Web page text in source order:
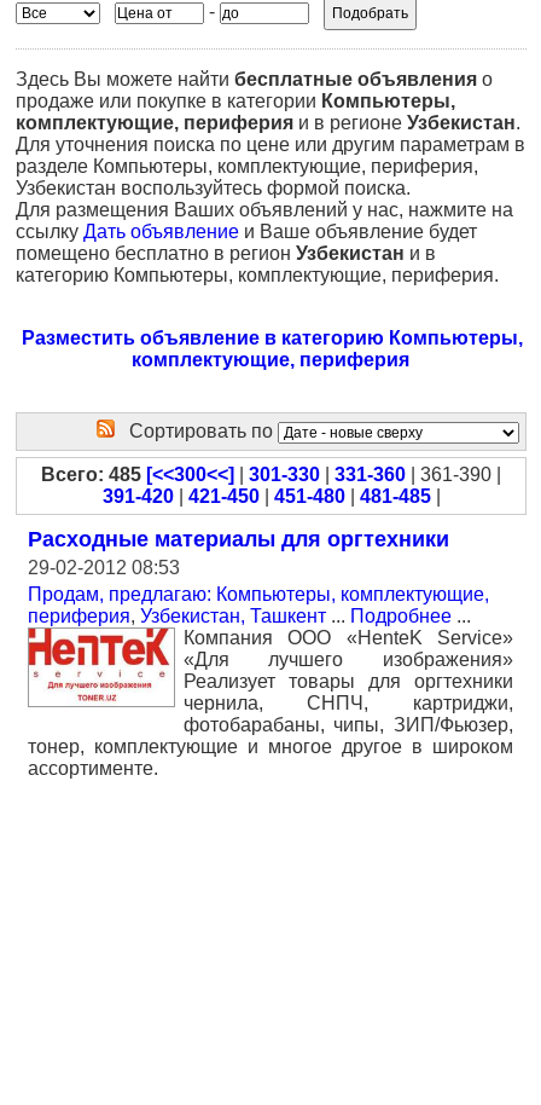
-
Здесь Вы можете найти бесплатные объявления о
продаже или покупке в категории Компьютеры,
комплектующие, периферия и в регионе Узбекистан.
Для уточнения поиска по цене или другим параметрам в
разделе Компьютеры, комплектующие, периферия,
Узбекистан воспользуйтесь формой поиска.
Для размещения Ваших объявлений у нас, нажмите на
ссылку Дать объявление и Ваше объявление будет
помещено бесплатно в регион Узбекистан и в
категорию Компьютеры, комплектующие, периферия.
Разместить объявление в категорию Компьютеры,
комплектующие, периферия
Сортировать по
Всего: 485 [<<300<<] 301-330 331-360 | 361-390 |
391-420| 421-450| 451-480| 481-485|
Расходные материалы для оргтехники
29-02-2012 08:53
Продам, предлагаю: Компьютеры, комплектующие,
периферия, Узбекистан, Ташкент ... Подробнее ...
Компания ООО «HenteK Service»
«Для лучшего изображения»
Реализует товары для оргтехники
чернила, СНПЧ, картриджи,
фотобарабаны, чипы, ЗИП/Фьюзер,
тонер, комплектующие и многое другое в широком
ассортименте.